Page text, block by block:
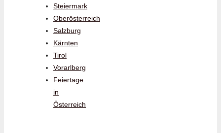
Steiermark
Oberösterreich
Salzburg
Kärnten
Tirol
Vorarlberg
Feiertage
in
Österreich